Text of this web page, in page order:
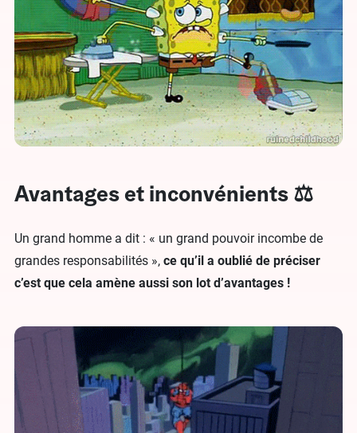
Avantages et inconvénients ⚖️
Un grand homme a dit : « un grand pouvoir incombe de
grandes responsabilités », ce qu’il a oublié de préciser
c’est que cela amène aussi son lot d’avantages !